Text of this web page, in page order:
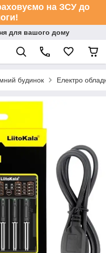
на ЗСУ до
для вашого дому
будинок Електро